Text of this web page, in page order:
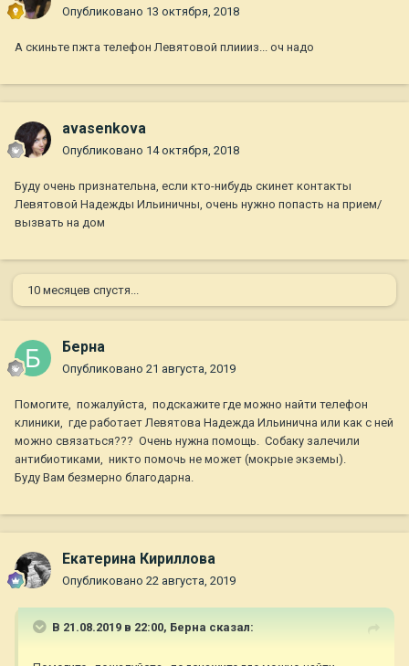
Опубликовано 13 октября, 2018
А скиньте пжта телефон Левятовой плиииз... оч надо
avasenkova
Опубликовано 14 октября, 2018
Буду очень признательна, если кто-нибудь скинет контакты
Левятовой Надежды Ильиничны, очень нужно попасть на прием/
вызвать на дом
10 месяцев спустя...
Берна
Опубликовано 21 августа, 2019
Помогите, пожалуйста, подскажите где можно найти телефон
клиники, где работает Левятова Надежда Ильинична или как с ней
можно связаться??? Очень нужна помощь. Собаку залечили
антибиотиками, никто помочь не может (мокрые экземы).
Буду Вам безмерно благодарна.
Екатерина Кириллова
Опубликовано 22 августа, 2019
В 21.08.2019 в 22:00, Берна сказал: